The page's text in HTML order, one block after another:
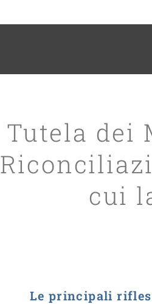
Tutela dei
cui
Le principali